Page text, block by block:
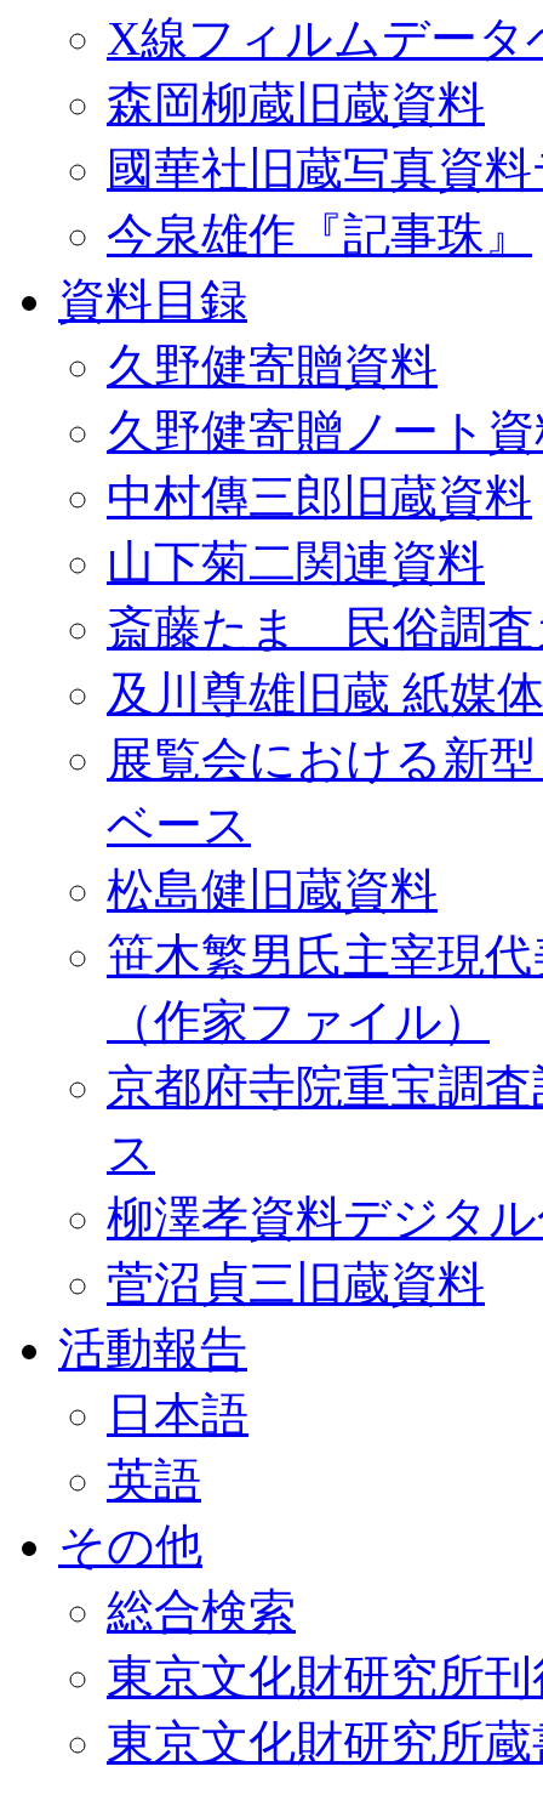
X線フィルムデータ
森岡柳蔵旧蔵資料
國華社旧蔵写真資
今泉雄作『記事珠』
資料目録
久野健寄贈資料
久野健寄贈ノート
中村傳三郎旧蔵資料
山下菊二関連資料
斎藤たま 民俗調査
及川尊雄旧蔵 紙媒
展覧会における新
ベース
松島健旧蔵資料
笹木繁男氏主宰現
（作家ファイル）
京都府寺院重宝調
ス
柳澤孝資料デジタ
菅沼貞三旧蔵資料
活動報告
日本語
英語
その他
総合検索
東京文化財研究所
東京文化財研究所